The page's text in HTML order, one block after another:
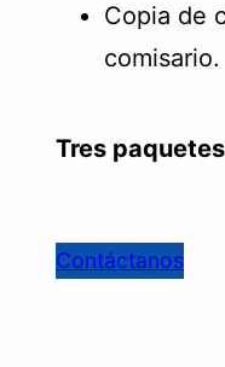
Copia de
comisario.
Tres
Contáctanos